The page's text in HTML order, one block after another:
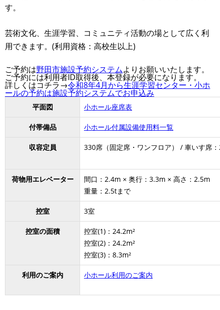
す。
芸術文化、生涯学習、コミュニティ活動の場として広く利
用できます。(利用資格：高校生以上)
ご予約は野田市施設予約システムよりお願いいたします。
ご予約には利用者ID取得後、本登録が必要になります。
詳しくはコチラ→令和8年4月から生涯学習センター・小ホ
ールの予約は施設予約システムでお申込み
平面図 小ホール座席表
付帯備品 小ホール付属設備使用料一覧
収容定員 330席（固定席・ワンフロア） / 車いす席
荷物用エレベーター
間口：2.4m × 奥行：3.3m × 高さ：2.5m
重量：2.5tまで
控室 3室
控室の面積
控室(1)：24.2m²
控室(2)：24.2m²
控室(3)：8.3m²
利用のご案内 小ホール利用のご案内